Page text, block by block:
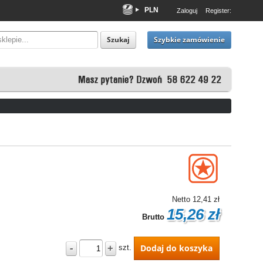
PLN
EUR
USD
Zaloguj Register:
Szukaj Szybkie zamówienie
Netto 12,41 zł
Brutto 15,26 zł
- + szt. Dodaj do koszyka